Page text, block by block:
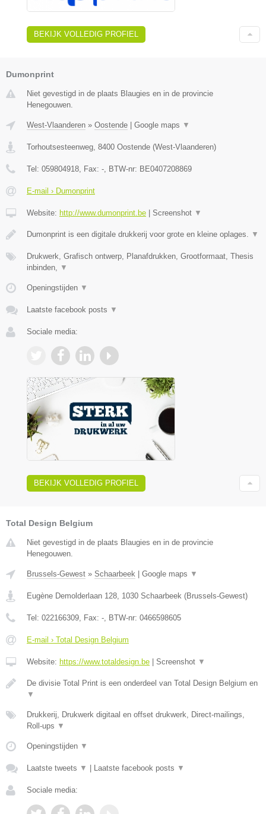
BEKIJK VOLLEDIG PROFIEL
Dumonprint
Niet gevestigd in de plaats Blaugies en in de provincie
Henegouwen.
West-Vlaanderen » Oostende Google maps ▼
Torhoutsesteenweg 8400 Oostende (West-Vlaanderen)
Tel: 059804918 , Fax: - , BTW-nr: BE0407208869
E-mail › Dumonprint
Website: http://www.dumonprint.be Screenshot ▼
Dumonprint is een digitale drukkerij voor grote en kleine oplages. ▼
Drukwerk, Grafisch ontwerp, Planafdrukken, Grootformaat, Thesis
inbinden,
▼
Openingstijden ▼
Laatste facebook posts ▼
Sociale media:
BEKIJK VOLLEDIG PROFIEL
Total Design Belgium
Niet gevestigd in de plaats Blaugies en in de provincie
Henegouwen.
Brussels-Gewest » Schaarbeek | Google maps ▼
Eugène Demolderlaan 128 1030 Schaarbeek (Brussels-Gewest)
Tel: 022166309 , Fax: - , BTW-nr: 0466598605
E-mail › Total Design Belgium
Website: https://www.totaldesign.be | Screenshot ▼
De divisie Total Print is een onderdeel van Total Design Belgium en
▼
Drukkerij, Drukwerk digitaal en offset drukwerk, Direct-mailings,
Roll-ups ▼
Openingstijden ▼
Laatste tweets ▼ | Laatste facebook posts ▼
Sociale media: